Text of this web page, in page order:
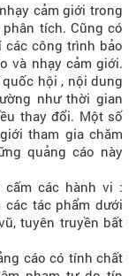
cảm giới trong
tích. Cũng có
các công trình bảo
và nhạy cảm giới.
hội , nội dung
như thời gian
thay đổi. Một số
tham gia chăm
quảng cáo này
các hành vi :
các tác phẩm dưới
tuyên truyền bất
cáo có tính chất